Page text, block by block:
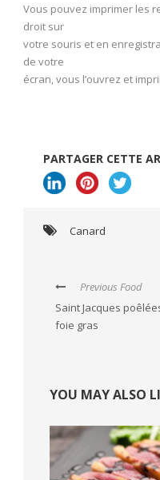
Vous pouvez imprimer les
droit sur
votre souris et en
de votre
écran, vous l’ouvrez et
PARTAGER CETTE
Canard
Previous Food
Saint Jacques
foie gras
YOU MAY ALSO